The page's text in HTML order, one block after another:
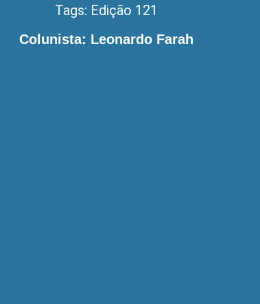
Tags: Edição 121
Colunista: Leonardo Farah